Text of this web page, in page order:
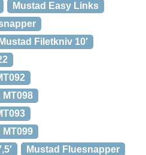
Mustad Easy Links
Mustad Filetkniv 10′
MT098
MT099
Mustad Fluesnapper